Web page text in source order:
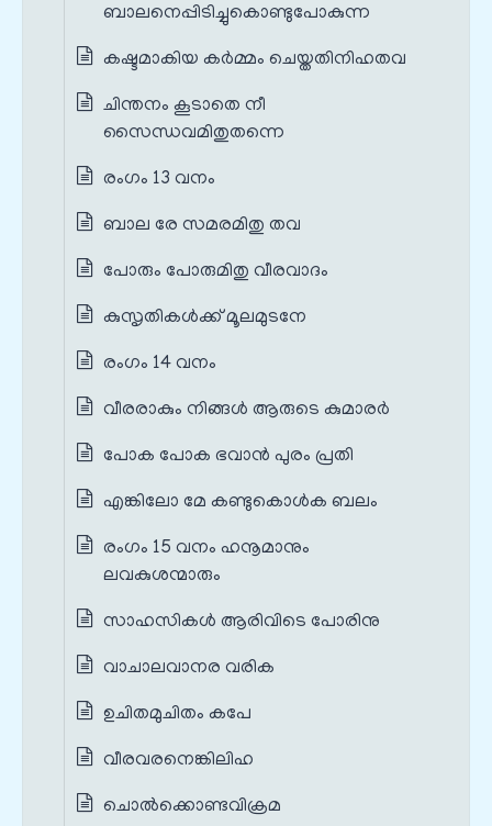
ബാലനെപ്പിടിച്ചുകൊണ്ടുപോകുന്ന
കഷ്ടമാകിയ കര്‍മ്മം ചെയ്തതിനിഹതവ
ചിന്തനം കൂടാതെ നീ
സൈന്ധവമിതുതന്നെ
രംഗം 13 വനം
ബാല രേ സമരമിതു തവ
പോരും പോരുമിതു വീരവാദം
കുസൃതികള്‍ക്ക് മൂലമുടനേ
രംഗം 14 വനം
വീരരാകും നിങ്ങള്‍ ആരുടെ കുമാരര്‍
പോക പോക ഭവാന്‍ പുരം പ്രതി
എങ്കിലോ മേ കണ്ടുകൊള്‍ക ബലം
രംഗം 15 വനം ഹനൂമാനും
ലവകുശന്മാരും
സാഹസികള്‍ ആരിവിടെ പോരിനു
വാചാലവാനര വരിക
ഉചിതമുചിതം കപേ
വീരവരനെങ്കിലിഹ
ചൊല്‍ക്കൊണ്ടവിക്രമ